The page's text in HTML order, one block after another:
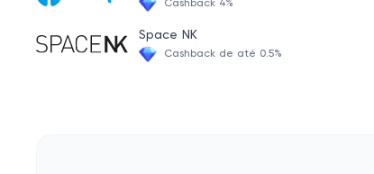
Condicionador
Cashback 4%
Space NK
Cashback de até 0.5%